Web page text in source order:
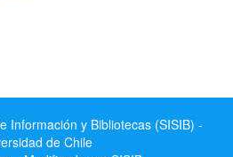
Información y Bibliotecas (SISIB) -
de Chile